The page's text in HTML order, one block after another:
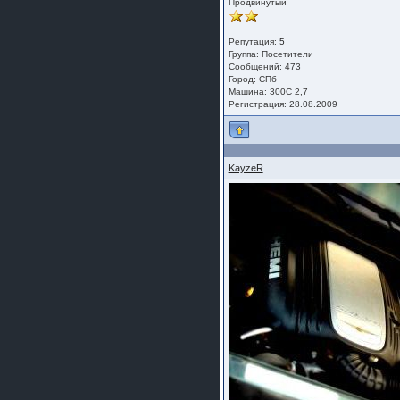
Продвинутый
Репутация: 5
Группа: Посетители
Сообщений: 473
Город: СПб
Машина: 300С 2,7
Регистрация: 28.08.2009
KayzeR